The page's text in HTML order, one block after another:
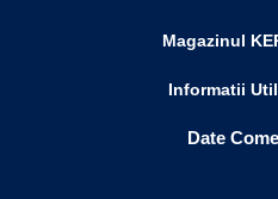
Magazinul
Informatii
Date